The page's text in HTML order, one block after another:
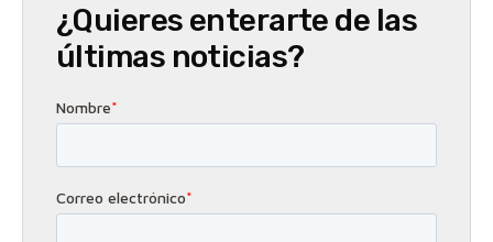
¿Quieres enterarte de las
últimas noticias?